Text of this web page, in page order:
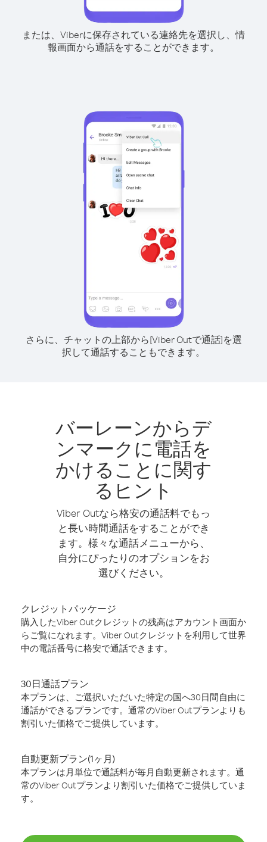
または、Viberに保存されている連絡先を選択し、情
報画面から通話をすることができます。
さらに、チャットの上部から[Viber Outで通話]を選
択して通話することもできます。
バーレーンからデ
ンマークに電話を
かけることに関す
るヒント
Viber Outなら格安の通話料でもっ
と長い時間通話をすることができ
ます。様々な通話メニューから、
自分にぴったりのオプションをお
選びください。
クレジットパッケージ
購入したViber Outクレジットの残高はアカウント画面か
らご覧になれます。Viber Outクレジットを利用して世界
中の電話番号に格安で通話できます。
30日通話プラン
本プランは、ご選択いただいた特定の国へ30日間自由に
通話ができるプランです。通常のViber Outプランよりも
割引いた価格でご提供しています。
自動更新プラン(1ヶ月)
本プランは月単位で通話料が毎月自動更新されます。通
常のViber Outプランより割引いた価格でご提供していま
す。